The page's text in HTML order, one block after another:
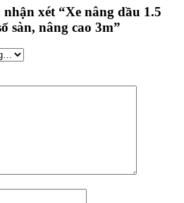
xét “Xe nâng dầu 1.5
sàn, nâng cao 3m”